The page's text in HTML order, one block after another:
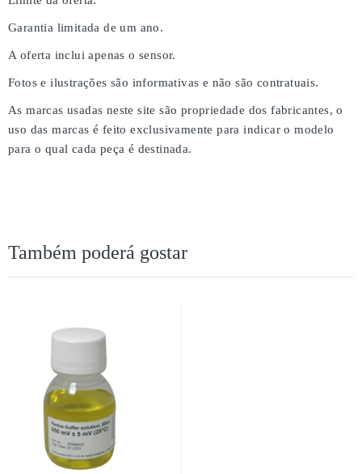
Garantia limitada de um ano.
A oferta inclui apenas o sensor.
Fotos e ilustrações são informativas e não são contratuais.
As marcas usadas neste site são propriedade dos fabricantes, o
uso das marcas é feito exclusivamente para indicar o modelo
para o qual cada peça é destinada.
Também poderá gostar